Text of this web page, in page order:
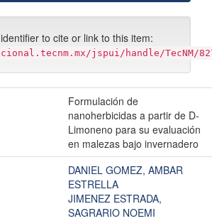
to cite or link to this item:
jspui/handle/TecNM/
Formulación de
nanoherbicidas a partir de D-
Limoneno para su evaluación
en malezas bajo invernadero
DANIEL GOMEZ, AMBAR
ESTRELLA
JIMENEZ ESTRADA,
SAGRARIO NOEMI